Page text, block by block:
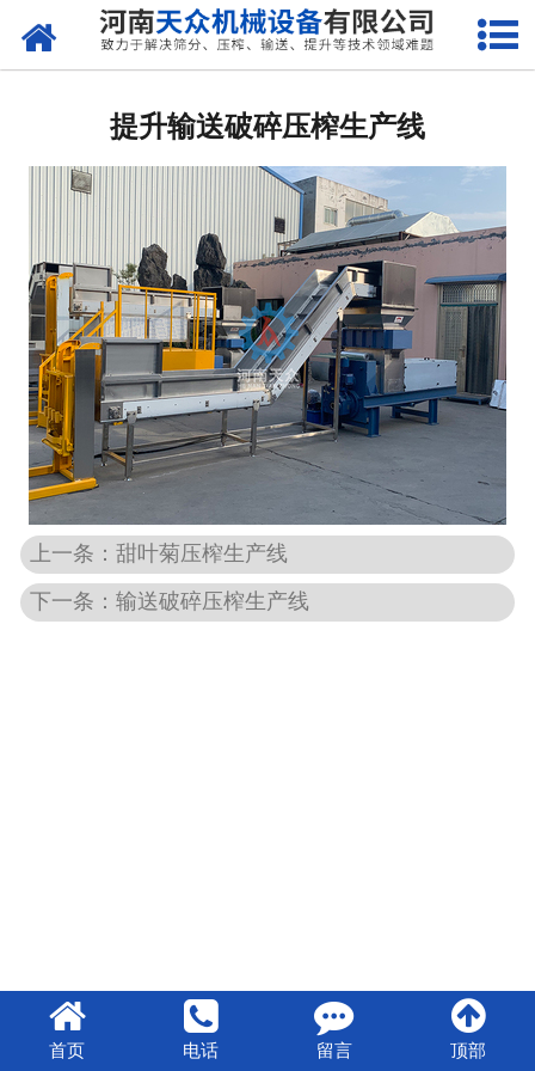
网站首页
新闻资讯
客户案例
现场视频
联系我们
提升输送破碎压榨生产线
上一条：甜叶菊压榨生产线
下一条：输送破碎压榨生产线
首页 电话 留言 顶部